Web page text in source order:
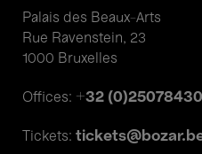
Palais des Beaux-Arts
Rue Ravenstein, 23
1000 Bruxelles
Offices: +32 (0)25078430
Tickets: